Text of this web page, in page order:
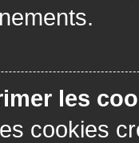
les
cookies